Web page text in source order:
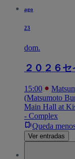
ago
23
dom.
２０２６
15:00
(Matsumoto
Main Hall at
- Complex
Queda
Ver entradas